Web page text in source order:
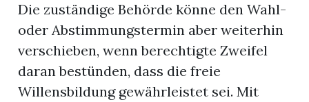
Die zuständige Behörde könne den Wahl-
oder Abstimmungstermin aber weiterhin
verschieben, wenn berechtigte Zweifel
daran bestünden, dass die freie
Willensbildung gewährleistet sei. Mit